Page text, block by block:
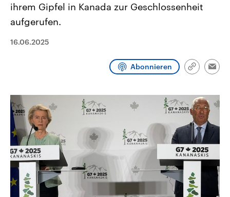
Landtagswahl Sachsen-Anhalt
2026
Sachsen-Anhalt wählt am 6.
Bundesland von einer Koalition aus
und Hintergründe zu den Parteien
und Kandidaten der anstehenden
Wahl.
den mächtigsten Ländern
mit großem Einfluss auf
aktuelle Weltgeschehen.
Sendungen Programm Podcasts
Audio-Archiv
ihrem Gipfel in Kanada zur Geschlossenheit
aufgerufen.
16.06.2025
Abonnieren
Link